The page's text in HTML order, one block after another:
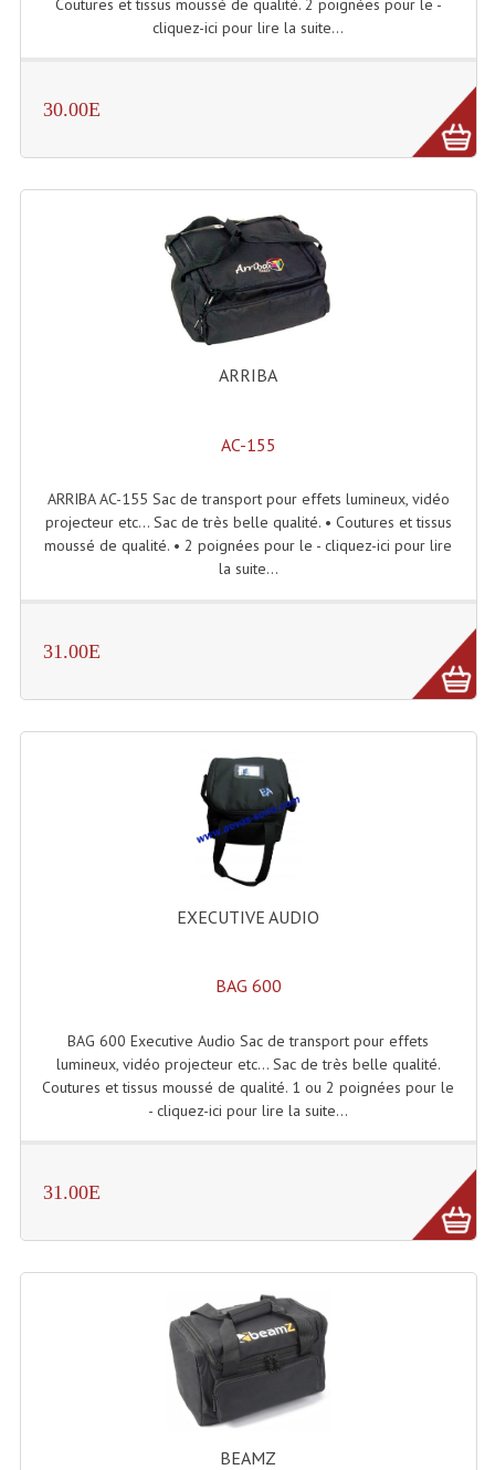
Angles Structure SC150
Angles Structure Triodéco
Cercle Monotube
Cercle Struct Carrée 290
Cercle Struct SCC Carre
Grill Auto-Porté
Monotubes Et Angles 50mm
Structure Echelle 290 Asd
Structure Et Angles Quatro Deco
Structures
Structures, Angles Sd150
Flight-Case (s) Et Accessoires
Flight Case Plasma Et Écran LCD
Flight-Case CDs Et Disques Vinyls
Flight-Case Pour Contrôleur DJ
Flight-Case Pour La Lumière
Malle Flight Multi-Usage
Coutures et tissus moussé de qualité. 2 poignées pour le -
cliquez-ici pour lire la suite...
30.00E
ARRIBA
AC-155
ARRIBA AC-155 Sac de transport pour effets lumineux, vidéo
projecteur etc... Sac de très belle qualité. • Coutures et tissus
moussé de qualité. • 2 poignées pour le - cliquez-ici pour lire
la suite...
31.00E
EXECUTIVE AUDIO
BAG 600
BAG 600 Executive Audio Sac de transport pour effets
lumineux, vidéo projecteur etc... Sac de très belle qualité.
Coutures et tissus moussé de qualité. 1 ou 2 poignées pour le
- cliquez-ici pour lire la suite...
31.00E
BEAMZ